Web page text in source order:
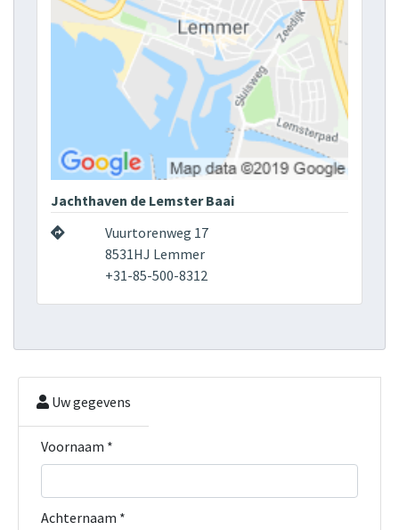
Jachthaven de Lemster Baai
Vuurtorenweg 17
8531HJ Lemmer
+31-85-500-8312
Uw gegevens
Voornaam *
Achternaam *